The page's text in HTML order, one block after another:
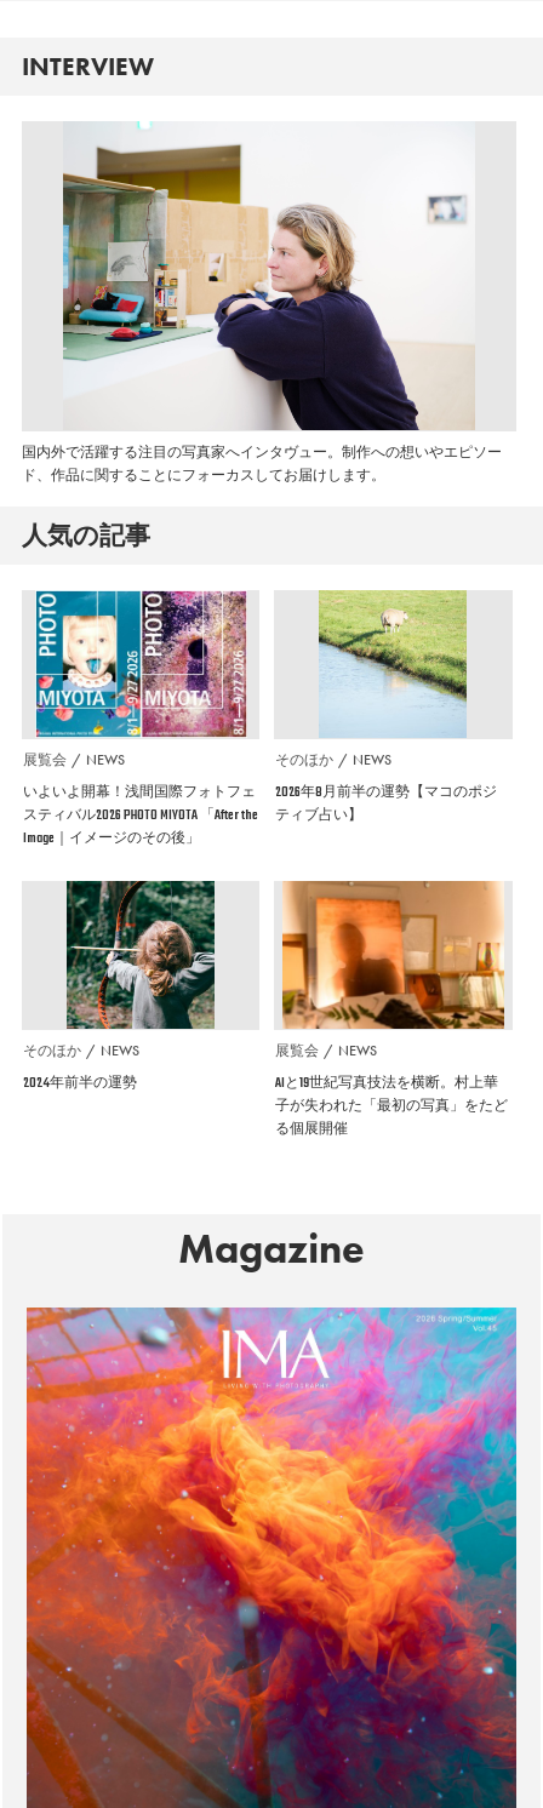
INTERVIEW
国内外で活躍する注目の写真家へインタヴュー。制作への想いやエピソー
ド、作品に関することにフォーカスしてお届けします。
人気の記事
展覧会 NEWS
いよいよ開幕！浅間国際フォトフェ
スティバル2026 PHOTO MIYOTA 「After the
Image｜イメージのその後」
そのほか NEWS
2026年8月前半の運勢【マコのポジ
ティブ占い】
そのほか NEWS
2024年前半の運勢
展覧会 NEWS
AIと19世紀写真技法を横断。村上華
子が失われた「最初の写真」をたど
る個展開催
Magazine